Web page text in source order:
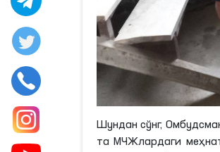
Шундан сўнг,
та МЧЖлардаги